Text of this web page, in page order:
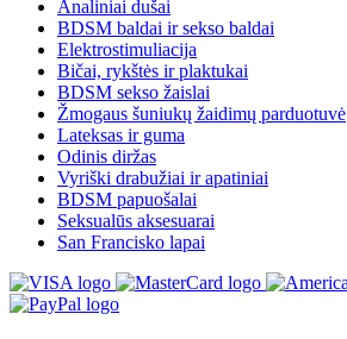
Analiniai dušai
BDSM baldai ir sekso baldai
Elektrostimuliacija
Bičai, rykštės ir plaktukai
BDSM sekso žaislai
Žmogaus šuniukų žaidimų parduotuvė
Lateksas ir guma
Odinis diržas
Vyriški drabužiai ir apatiniai
BDSM papuošalai
Seksualūs aksesuarai
San Francisko lapai